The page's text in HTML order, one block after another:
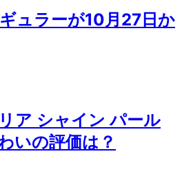
ュラーが10月27日か
ア シャイン パール
いの評価は？